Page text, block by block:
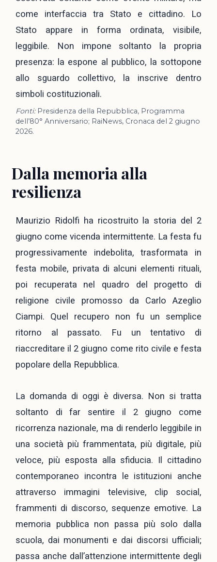
come interfaccia tra Stato e cittadino. Lo
Stato appare in forma ordinata, visibile,
leggibile. Non impone soltanto la propria
presenza: la espone al pubblico, la sottopone
allo sguardo collettivo, la inscrive dentro
simboli costituzionali.
Fonti:Presidenza della Repubblica, Programma
dell’80° Anniversario; RaiNews, Cronaca del 2 giugno
2026.
Dalla memoria alla
resilienza
Maurizio Ridolfi ha ricostruito la storia del 2
giugno come vicenda intermittente. La festa fu
progressivamente indebolita, trasformata in
festa mobile, privata di alcuni elementi rituali,
poi recuperata nel quadro del progetto di
religione civile promosso da Carlo Azeglio
Ciampi. Quel recupero non fu un semplice
ritorno al passato. Fu un tentativo di
riaccreditare il 2 giugno come rito civile e festa
popolare della Repubblica.
La domanda di oggi è diversa. Non si tratta
soltanto di far sentire il 2 giugno come
ricorrenza nazionale, ma di renderlo leggibile in
una società più frammentata, più digitale, più
veloce, più esposta alla sfiducia. Il cittadino
contemporaneo incontra le istituzioni anche
attraverso immagini televisive, clip social,
frammenti di discorso, sequenze emotive. La
memoria pubblica non passa più solo dalla
scuola, dai monumenti e dai discorsi ufficiali;
passa anche dall’attenzione intermittente degli